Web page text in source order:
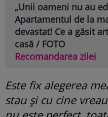
„Unii oameni nu au
Apartamentul de la
devastat! Ce a găsit
casă / FOTO
Recomandarea zilei
Este fix alegerea
stau și cu cine